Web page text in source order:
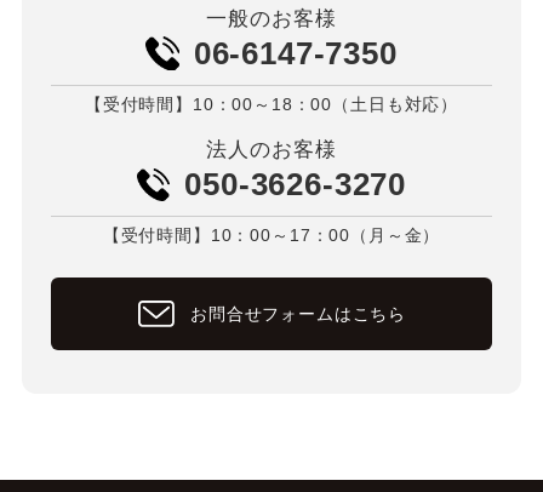
一般のお客様
06-6147-7350
【受付時間】10：00～18：00（土日も対応）
法人のお客様
050-3626-3270
【受付時間】10：00～17：00（月～金）
お問合せフォームはこちら